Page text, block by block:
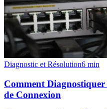
Diagnostic et Résolution6 min
Comment Diagnostiquer
de Connexion